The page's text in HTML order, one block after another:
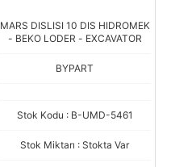
MARS DISLISI 10 DIS HIDROMEK
- BEKO LODER - EXCAVATOR
BYPART
Stok Kodu : B-UMD-5461
Stok Miktarı : Stokta Var